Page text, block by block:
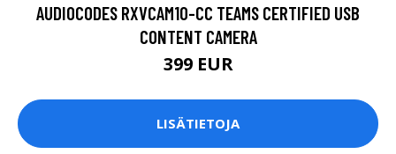
AUDIOCODES RXVCAM10-CC TEAMS CERTIFIED USB
CONTENT CAMERA
399 EUR
LISÄTIETOJA